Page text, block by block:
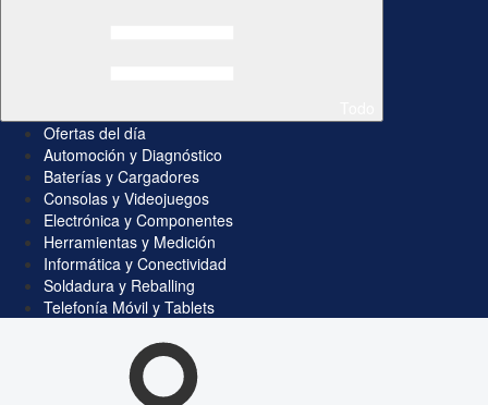
Ofertas del día
Automoción y Diagnóstico
Baterías y Cargadores
Consolas y Videojuegos
Electrónica y Componentes
Herramientas y Medición
Informática y Conectividad
Soldadura y Reballing
Telefonía Móvil y Tablets